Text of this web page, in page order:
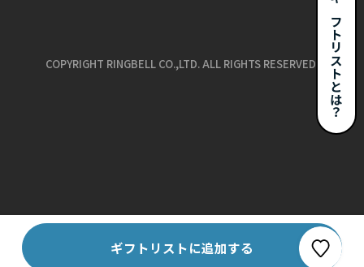
お気に入り
ギフトリストに追加する
ギフトリストとは？
COPYRIGHT RINGBELL CO.,LTD. ALL RIGHTS RESERVED.